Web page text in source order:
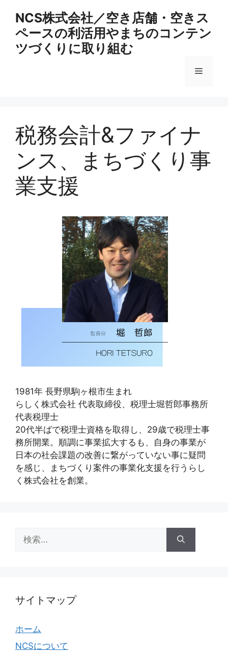
NCS株式会社／空き店舗・空きス
ペースの利活用やまちのコンテン
ツづくりに取り組む
メ
ー
税務会計&ファイナ
ンス、まちづくり事
業⽀援
1981年 ⻑野県駒ヶ根市⽣まれ
らしく株式会社 代表取締役、税理⼠堀哲郎事務所
代表税理⼠
20代半ばで税理⼠資格を取得し、29歳で税理⼠事
務所開業。順調に事業拡⼤するも、⾃⾝の事業が
⽇本の社会課題の改善に繋がっていない事に疑問
を感じ、まちづくり案件の事業化⽀援を⾏うらし
く株式会社を創業。
索:
サイトマップ
ホーム
NCSについて